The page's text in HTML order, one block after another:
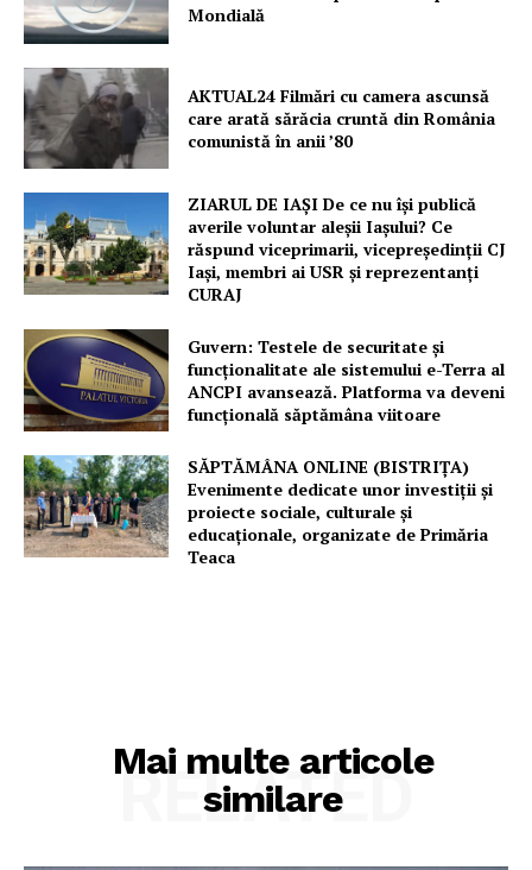
Despre noi / Echipa
Proiecte editoriale
Rețea
Contact
Mondială
AKTUAL24 Filmări cu camera ascunsă
care arată sărăcia cruntă din România
comunistă în anii ’80
ZIARUL DE IAȘI De ce nu își publică
averile voluntar aleșii Iașului? Ce
răspund viceprimarii, vicepreședinții CJ
Iași, membri ai USR și reprezentanți
CURAJ
Guvern: Testele de securitate și
funcționalitate ale sistemului e-Terra al
ANCPI avansează. Platforma va deveni
funcțională săptămâna viitoare
SĂPTĂMÂNA ONLINE (BISTRIȚA)
Evenimente dedicate unor investiții și
proiecte sociale, culturale și
educaționale, organizate de Primăria
Teaca
Mai multe articole
similare
RELATED